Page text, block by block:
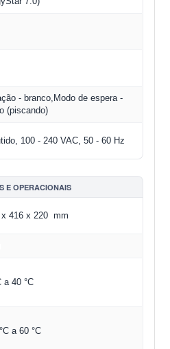
- branco,Modo de espera -
(piscando)
100 - 240 VAC, 50 - 60 Hz
E OPERACIONAIS
x 416 x 220 mm
a 40 °C
a 60 °C